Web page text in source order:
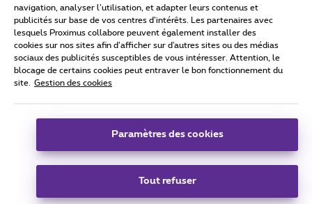
Tous droits réservés. © 2026 Proximus
Conditions générales, info consommateur
Coordonnées de l’entreprise
Boulevard du Roi Albert II 27 - B-1030 Bruxelles.
navigation, analyser l’utilisation, et adapter leurs contenus et
publicités sur base de vos centres d’intérêts. Les partenaires avec
lesquels Proximus collabore peuvent également installer des
cookies sur nos sites afin d’afficher sur d'autres sites ou des médias
sociaux des publicités susceptibles de vous intéresser. Attention, le
blocage de certains cookies peut entraver le bon fonctionnement du
site.
Gestion des cookies
Paramètres des cookies
Tout refuser